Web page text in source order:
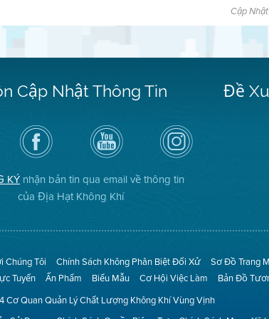
Cập
Cập Nhật Thông Tin
Truy
cập
Trang
Facebook
Địa
Hạt
Kênh
YouTube
của
Địa
Không
Air
District
on
Instagram
KÝnhận bản tin qua email về thông tin
của Địa Hạt Không Khí
Đề
Chúng Tôi Chính Sách Không Phân Biệt Đối Xử Sơ Đồ Trang
Tuyến Ấn Phẩm Biểu Mẫu Cơ Hội Việc Làm
Bản Đồ
Cơ Quan Quản Lý Chất Lượng Không Khí Vùng Vịnh